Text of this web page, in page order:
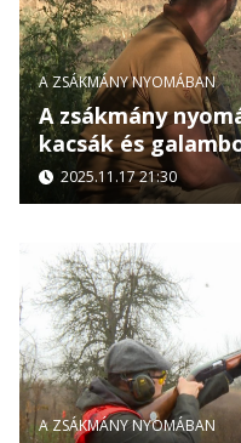
A ZSÁKMÁNY NYOMÁBAN
A zsákmány
kacsák és
2025.11.17 21:30
A ZSÁKMÁNY NYOMÁBAN